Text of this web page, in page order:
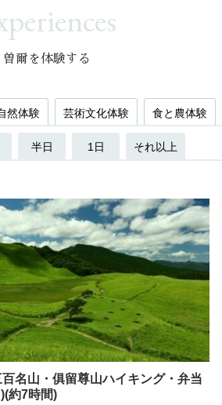
曽爾を体験する
然体験 芸術文化体験 食と農体験
半日 1日 それ以上
名山・俱留尊山ハイキング・弁当
(約7時間)